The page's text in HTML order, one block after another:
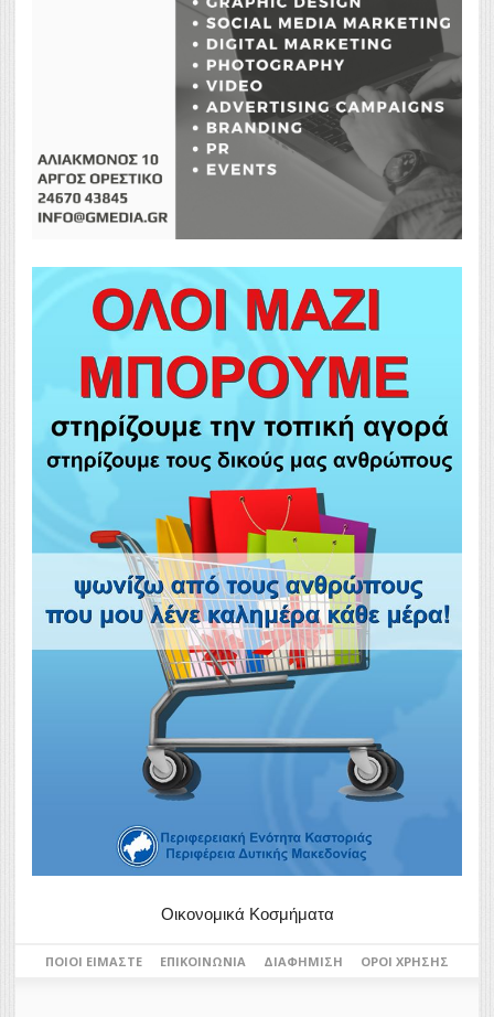
Οικονομικά Κοσμήματα
ΠΟΙΟΙ ΕΊΜΑΣΤΕ ΕΠΙΚΟΙΝΩΝΊΑ ΔΙΑΦΉΜΙΣΗ ΌΡΟΙ ΧΡΉΣΗΣ